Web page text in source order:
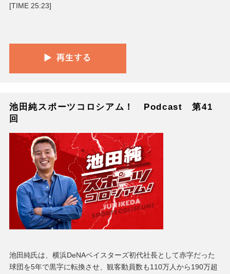
[TIME 25:23]
池田純スポーツコロシアム！ Podcast 第41
回
池田純氏は、横浜DeNAベイスターズ初代社長として赤字だった
球団を5年で黒字に転換させ、観客動員数も110万人から190万超